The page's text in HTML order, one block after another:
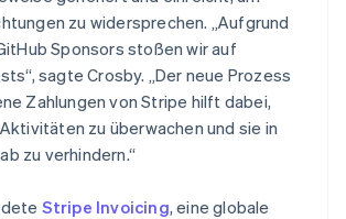
zu widersprechen. „Aufgrund
Sponsors stoßen wir auf
sagte Crosby. „Der neue Prozess
Zahlungen von Stripe hilft dabei,
zu überwachen und sie in
zu verhindern.“
Stripe Invoicing, eine globale